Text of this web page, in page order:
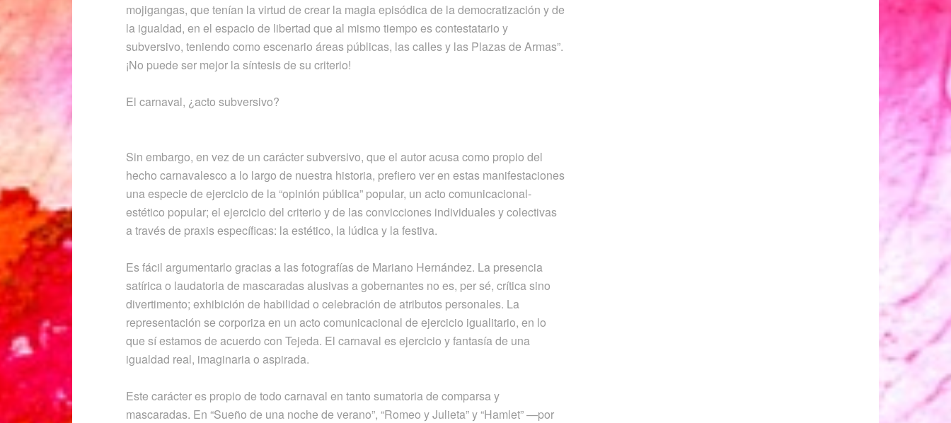
mojigangas, que tenían la virtud de crear la magia episódica de la democratización y de
la igualdad, en el espacio de libertad que al mismo tiempo es contestatario y
subversivo, teniendo como escenario áreas públicas, las calles y las Plazas de Armas”.
¡No puede ser mejor la síntesis de su criterio!
El carnaval, ¿acto subversivo?
Sin embargo, en vez de un carácter subversivo, que el autor acusa como propio del
hecho carnavalesco a lo largo de nuestra historia, prefiero ver en estas manifestaciones
una especie de ejercicio de la “opinión pública” popular, un acto comunicacional-
estético popular; el ejercicio del criterio y de las convicciones individuales y colectivas
a través de praxis específicas: la estético, la lúdica y la festiva.
Es fácil argumentarlo gracias a las fotografías de Mariano Hernández. La presencia
satírica o laudatoria de mascaradas alusivas a gobernantes no es, per sé, crítica sino
divertimento; exhibición de habilidad o celebración de atributos personales. La
representación se corporiza en un acto comunicacional de ejercicio igualitario, en lo
que sí estamos de acuerdo con Tejeda. El carnaval es ejercicio y fantasía de una
igualdad real, imaginaria o aspirada.
Este carácter es propio de todo carnaval en tanto sumatoria de comparsa y
mascaradas. En “Sueño de una noche de verano”, “Romeo y Julieta” y “Hamlet” —por